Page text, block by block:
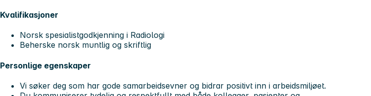
Kvalifikasjoner
Norsk spesialistgodkjenning i Radiologi
Beherske norsk muntlig og skriftlig
Personlige egenskaper
Vi søker deg som har gode samarbeidsevner og bidrar positivt inn i arbeidsmiljøet.